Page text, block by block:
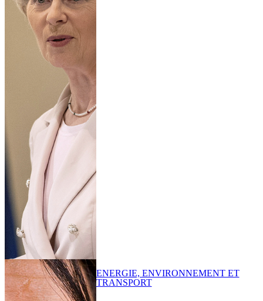
ENERGIE, ENVIRONNEMENT ET
TRANSPORT